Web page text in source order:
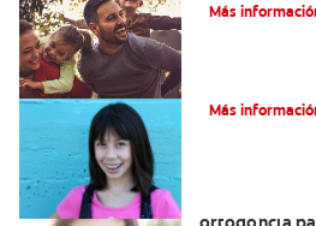
Más
Más